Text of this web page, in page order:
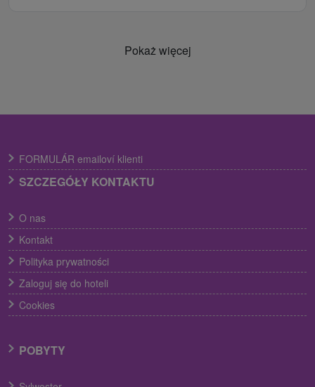
Pokaż więcej
FORMULÁR emailoví klienti
SZCZEGÓŁY KONTAKTU
O nas
Kontakt
Polityka prywatności
Zaloguj się do hoteli
Cookies
POBYTY